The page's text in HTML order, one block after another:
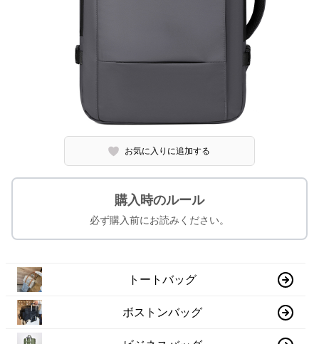
お気に入りに追加する
購入時のルール
必ず購入前にお読みください。
トートバッグ
ボストンバッグ